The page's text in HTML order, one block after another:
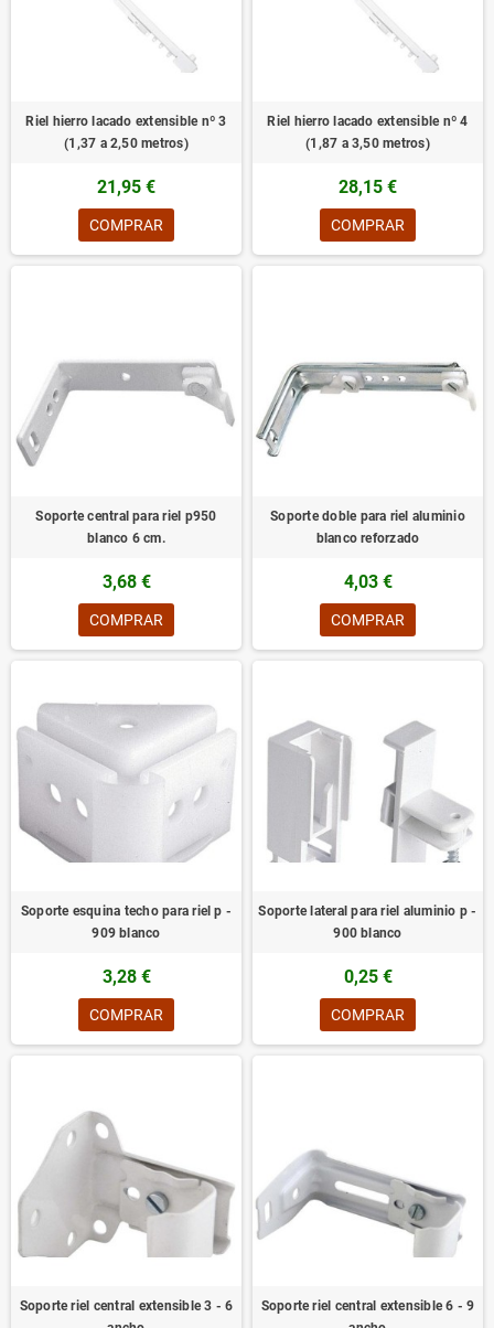
Riel hierro lacado extensible nº 3
(1,37 a 2,50 metros)
21,95 €
COMPRAR
Riel hierro lacado extensible nº 4
(1,87 a 3,50 metros)
28,15 €
COMPRAR
Soporte central para riel p950
blanco 6 cm.
3,68 €
COMPRAR
Soporte doble para riel aluminio
blanco reforzado
4,03 €
COMPRAR
Soporte esquina techo para riel p -
909 blanco
3,28 €
COMPRAR
Soporte lateral para riel aluminio p -
900 blanco
0,25 €
COMPRAR
Soporte riel central extensible 3 - 6
Soporte riel central extensible 6 - 9